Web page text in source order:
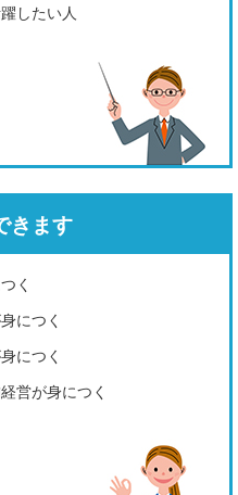
したい人
きます
く
につく
につく
営が身につく